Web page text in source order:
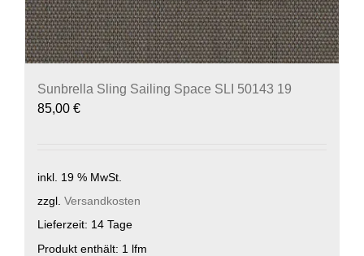
Sunbrella Sling Sailing Space SLI 50143 19
85,00 €
inkl. 19 % MwSt.
zzgl. Versandkosten
Lieferzeit: 14 Tage
Produkt enthält: 1 lfm